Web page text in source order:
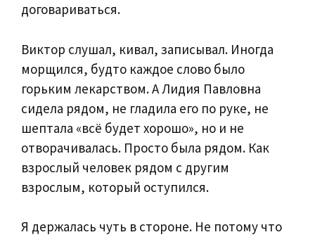
договариваться.
Виктор слушал, кивал, записывал. Иногда
морщился, будто каждое слово было
горьким лекарством. А Лидия Павловна
сидела рядом, не гладила его по руке, не
шептала «всё будет хорошо», но и не
отворачивалась. Просто была рядом. Как
взрослый человек рядом с другим
взрослым, который оступился.
Я держалась чуть в стороне. Не потому что